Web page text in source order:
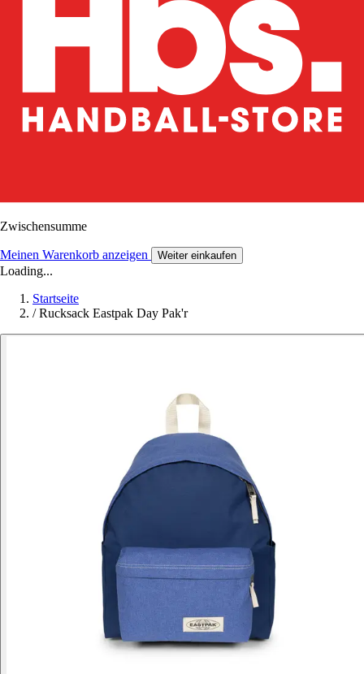
Zwischensumme
Meinen Warenkorb anzeigen Weiter einkaufen
Loading...
Startseite
/ Rucksack Eastpak Day Pak'r